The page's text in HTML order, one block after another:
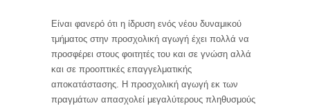
Είναι φανερό ότι η ίδρυση ενός νέου δυναμικού
τμήματος στην προσχολική αγωγή έχει πολλά να
προσφέρει στους φοιτητές του και σε γνώση αλλά
και σε προοπτικές επαγγελματικής
αποκατάστασης. Η προσχολική αγωγή εκ των
πραγμάτων απασχολεί μεγαλύτερους πληθυσμούς